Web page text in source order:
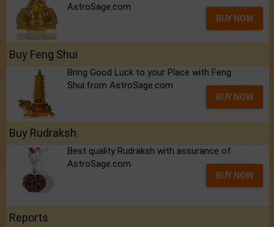
AstroSage.com
BUY NOW
Buy Feng Shui
Bring Good Luck to your Place with Feng
Shui.from AstroSage.com
BUY NOW
Buy Rudraksh
Best quality Rudraksh with assurance of
AstroSage.com
BUY NOW
Reports